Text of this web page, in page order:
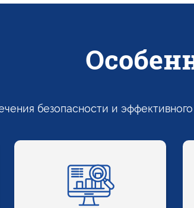
безопасности и эффективного